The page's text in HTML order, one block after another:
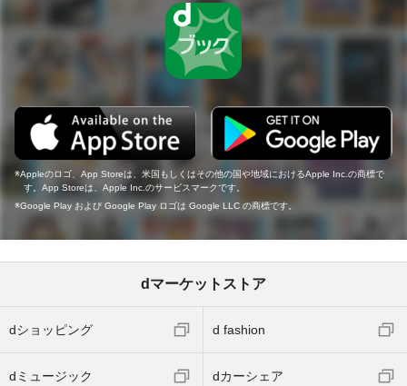
Appleのロゴ、App Storeは、米国もしくはその他の国や地域におけるApple Inc.の商標で
す。App Storeは、Apple Inc.のサービスマークです。
Google Play および Google Play ロゴは Google LLC の商標です。
dマーケットストア
dショッピング d fashion
dミュージック dカーシェア